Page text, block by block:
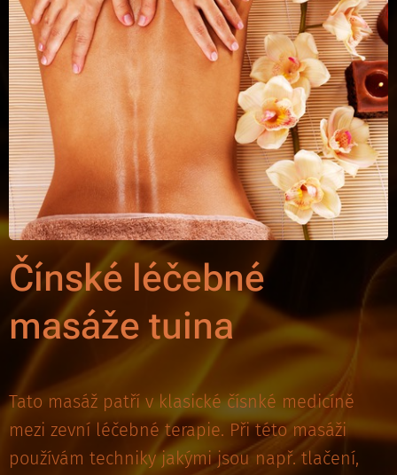
Čínské léčebné
masáže tuina
Tato masáž patří v klasické čísnké medicíně
mezi zevní léčebné terapie. Při této masáži
používám techniky jakými jsou např. tlačení,